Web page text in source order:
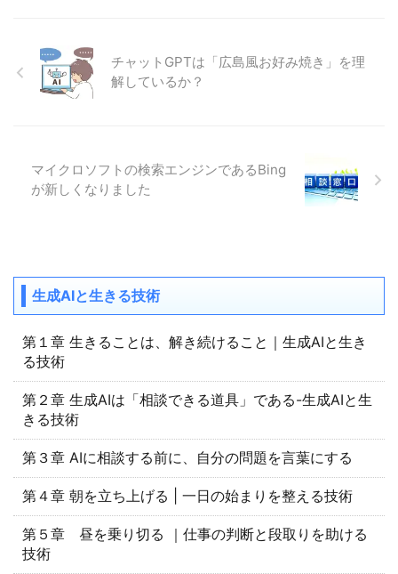
チャットGPTは「広島風お好み焼き」を理
解しているか？
マイクロソフトの検索エンジンであるBing
が新しくなりました
生成AIと生きる技術
第１章 生きることは、解き続けること｜生成AIと生き
る技術
第２章 生成AIは「相談できる道具」である-生成AIと生
きる技術
第３章 AIに相談する前に、自分の問題を言葉にする
第４章 朝を立ち上げる | 一日の始まりを整える技術
第５章 昼を乗り切る ｜仕事の判断と段取りを助ける
技術